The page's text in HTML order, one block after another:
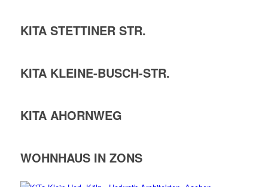
KITA STETTINER STR.
KITA KLEINE-BUSCH-STR.
KITA AHORNWEG
WOHNHAUS IN ZONS